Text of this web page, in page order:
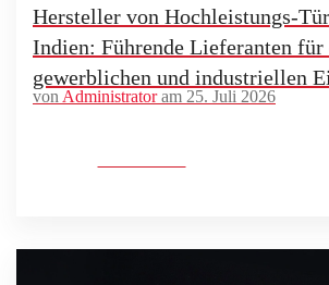
Hersteller von Hochleistungs-
Indien: Führende Lieferanten für
gewerblichen und industriellen
von Administratoram 25. Juli 2026